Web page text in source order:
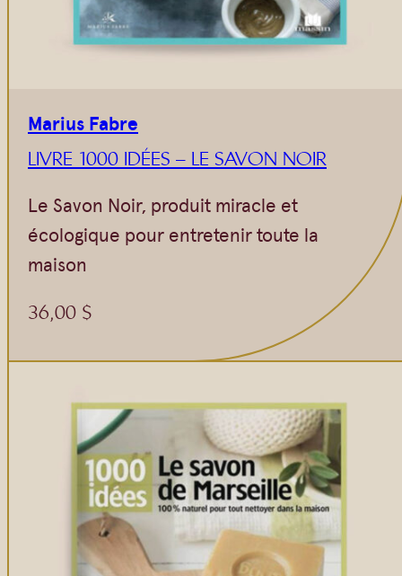
Marius Fabre
LIVRE 1000 IDÉES – LE SAVON NOIR
Le Savon Noir, produit miracle et
écologique pour entretenir toute la
maison
36,00 $